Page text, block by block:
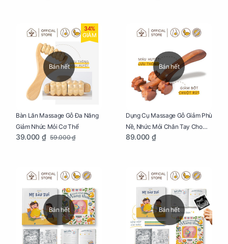
Bán hết
34%
GIẢM
Bàn Lăn Massage Gỗ Đa Năng
Giảm Nhức Mỏi Cơ Thể
39.000 ₫ 59.000 ₫
Bán hết
Dụng Cụ Massage Gỗ Giảm Phù
Nề, Nhức Mỏi Chân Tay Cho
Mẹ Bầu
89.000 ₫
Bán hết Bán hết